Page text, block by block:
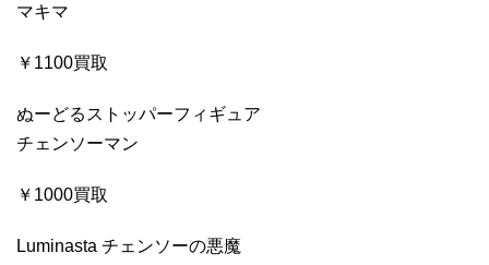
マキマ
￥1100買取
ぬーどるストッパーフィギュア
チェンソーマン
￥1000買取
Luminasta チェンソーの悪魔